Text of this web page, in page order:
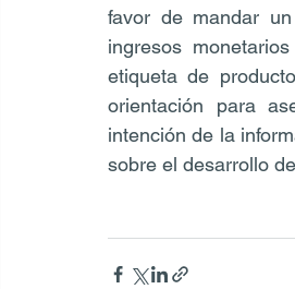
favor de mandar
ingresos
etiqueta de
orientación para
intención de la
sobre el desarrollo